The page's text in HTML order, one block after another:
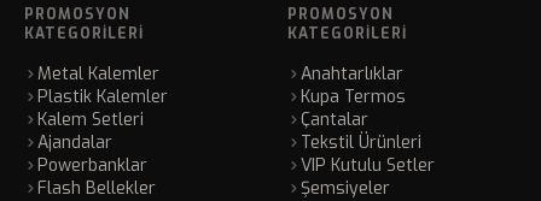
PROMOSYON
KATEGORILERI
Metal Kalemler
Plastik Kalemler
Kalem Setleri
Ajandalar
Powerbanklar
Flash Bellekler
PROMOSYON
KATEGORILERI
Anahtarlıklar
Kupa Termos
Çantalar
Tekstil Ürünleri
VIP Kutulu Setler
Şemsiyeler